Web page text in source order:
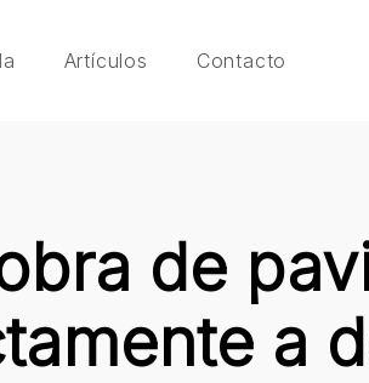
Artículos Contacto
de
a